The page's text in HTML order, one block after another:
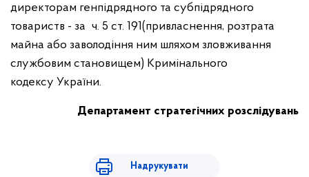
директорам генпідрядного та субпідрядного
товариств - за ч. 5 ст. 191(привласнення, розтрата
майна або заволодіння ним шляхом зловживання
службовим становищем) Кримінального
кодексу України.
Департамент стратегічних розслідувань
Надрукувати